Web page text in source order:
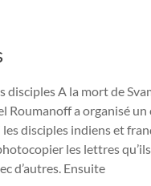
disciples A la mort de
Roumanoff a organisé
disciples indiens et
les lettres
d’autres. Ensuite